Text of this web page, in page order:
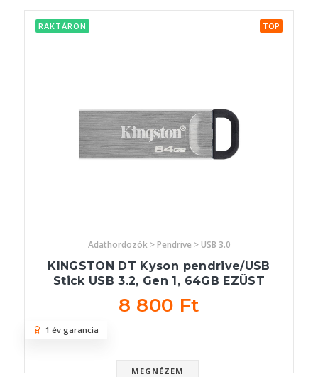
RAKTÁRON TOP
Adathordozók > Pendrive > USB 3.0
KINGSTON DT Kyson pendrive/USB
Stick USB 3.2, Gen 1, 64GB EZÜST
8 800 Ft
MEGNÉZEM
1 év garancia